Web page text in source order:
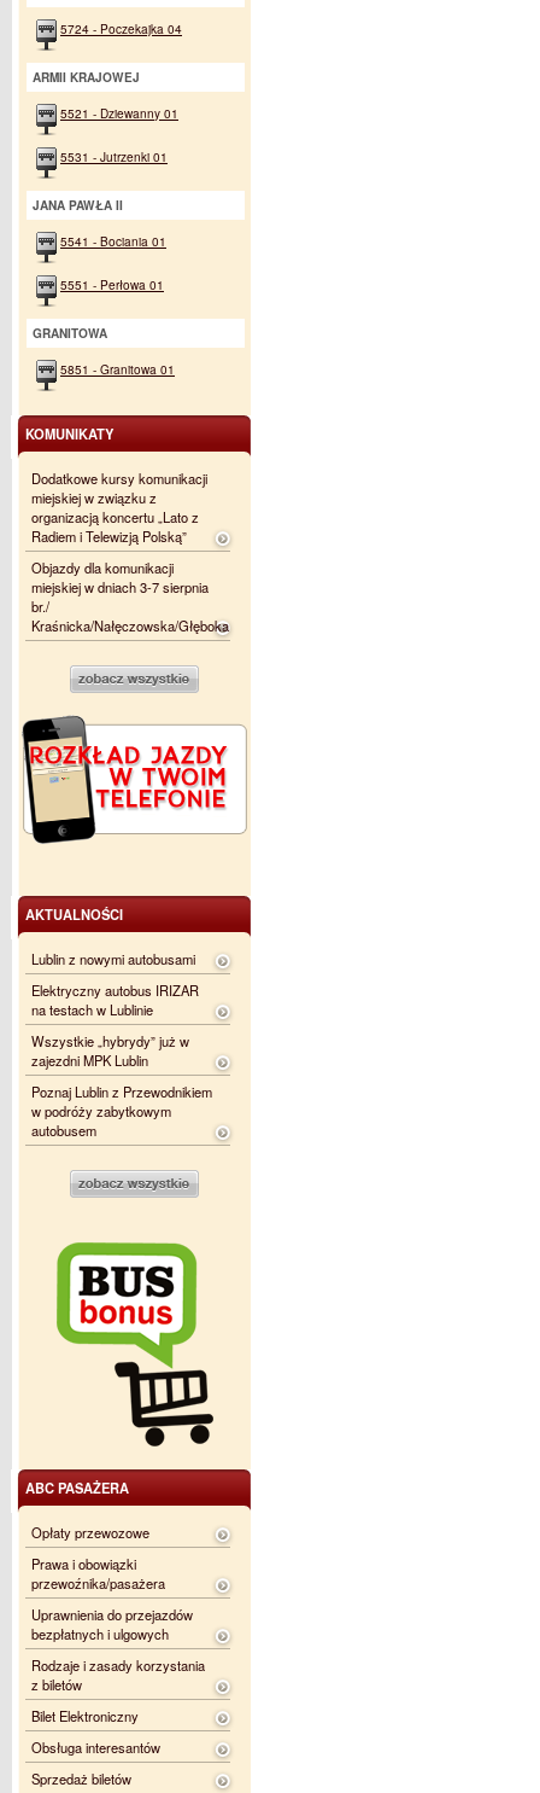
5724 - Poczekajka 04
ARMII KRAJOWEJ
5521 - Dziewanny 01
5531 - Jutrzenki 01
JANA PAWŁA II
5541 - Bociania 01
5551 - Perłowa 01
GRANITOWA
5851 - Granitowa 01
KOMUNIKATY
Dodatkowe kursy komunikacji
miejskiej w związku z
organizacją koncertu „Lato z
Radiem i Telewizją Polską”
Objazdy dla komunikacji
miejskiej w dniach 3-7 sierpnia
br./
Kraśnicka/Nałęczowska/Głęboka
AKTUALNOŚCI
Lublin z nowymi autobusami
Elektryczny autobus IRIZAR
na testach w Lublinie
Wszystkie „hybrydy” już w
zajezdni MPK Lublin
Poznaj Lublin z Przewodnikiem
w podróży zabytkowym
autobusem
ABC PASAŻERA
Opłaty przewozowe
Prawa i obowiązki
przewoźnika/pasażera
Uprawnienia do przejazdów
bezpłatnych i ulgowych
Rodzaje i zasady korzystania
z biletów
Bilet Elektroniczny
Obsługa interesantów
Sprzedaż biletów